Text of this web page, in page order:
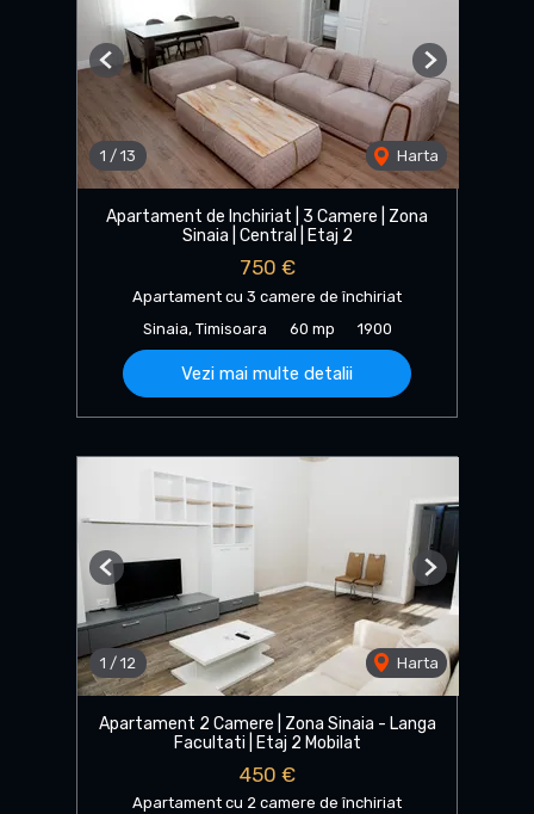
1 / 13 Harta
Previous Next
Apartament de Inchiriat | 3 Camere | Zona
Sinaia | Central | Etaj 2
750 €
Apartament cu 3 camere de închiriat
Sinaia, Timisoara
60 mp 1900
Vezi mai multe detalii
1 / 12 Harta
Previous Next
Apartament 2 Camere | Zona Sinaia - Langa
Facultati | Etaj 2 Mobilat
450 €
Apartament cu 2 camere de închiriat